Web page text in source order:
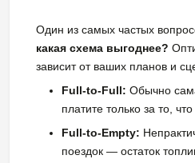
Один из самых частых
какая схема выгоднее?
зависит от ваших планов и
Full-to-Full: Обычно
платите только за то,
Full-to-Empty:
поездок — остаток